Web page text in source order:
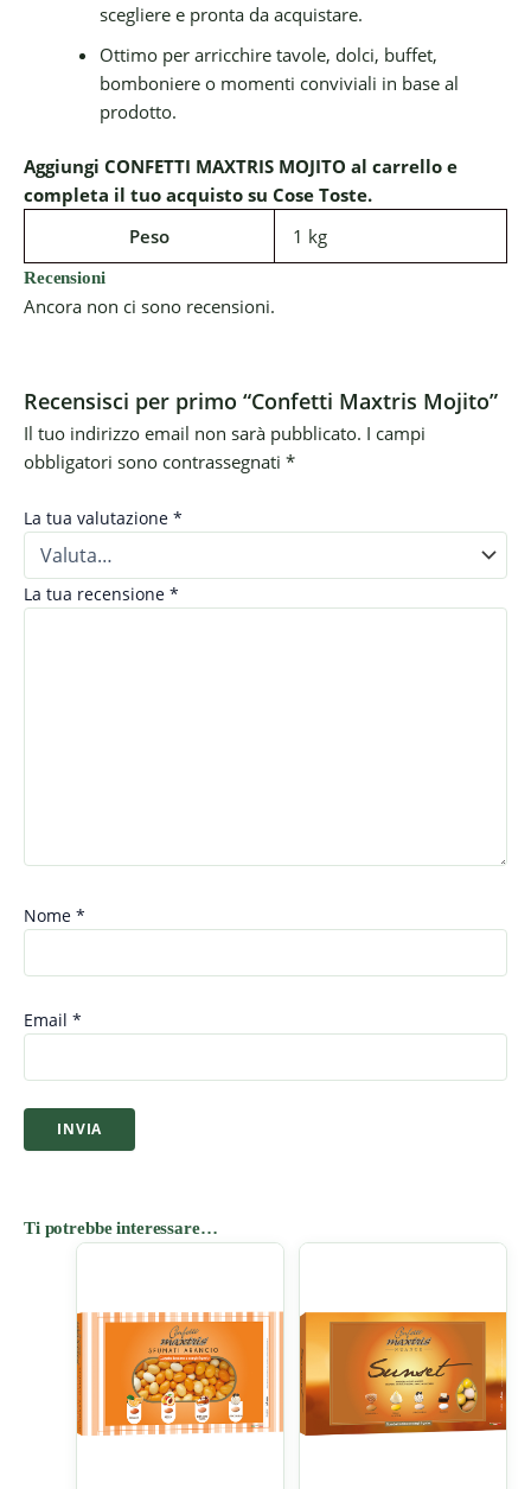
scegliere e pronta da acquistare.
Ottimo per arricchire tavole, dolci, buffet,
bomboniere o momenti conviviali in base al
prodotto.
Aggiungi CONFETTI MAXTRIS MOJITO al carrello e
completa il tuo acquisto su Cose Toste.
Peso
1 kg
Recensioni
Ancora non ci sono recensioni.
Recensisci per primo “Confetti Maxtris Mojito”
Il tuo indirizzo email non sarà pubblicato. I campi
obbligatori sono contrassegnati *
La tua valutazione *
La tua recensione *
Nome *
Email *
Ti potrebbe interessare…